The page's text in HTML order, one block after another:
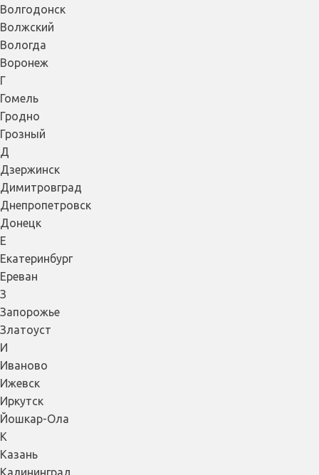
Волгодонск
Волжский
Вологда
Воронеж
Г
Гомель
Гродно
Грозный
Д
Дзержинск
Димитровград
Днепропетровск
Донецк
Е
Екатеринбург
Ереван
З
Запорожье
Златоуст
И
Иваново
Ижевск
Иркутск
Йошкар-Ола
К
Казань
Калининград